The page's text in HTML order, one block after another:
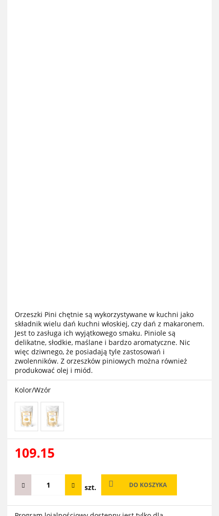
Orzeszki Pini chętnie są wykorzystywane w kuchni jako
składnik wielu dań kuchni włoskiej, czy dań z makaronem.
Jest to zasługa ich wyjątkowego smaku. Piniole są
delikatne, słodkie, maślane i bardzo aromatyczne. Nic
więc dziwnego, że posiadają tyle zastosowań i
zwolenników. Z orzeszków piniowych można również
produkować olej i miód.
Kolor/Wzór
109.15
szt. DO KOSZYKA